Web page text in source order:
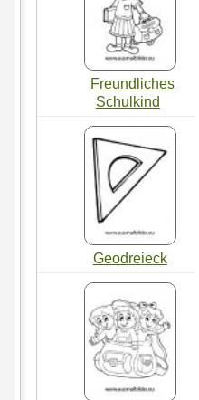
Freundliches
Schulkind
Geodreieck